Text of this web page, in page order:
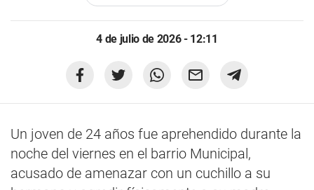
4 de julio de 2026 - 12:11
Un joven de 24 años fue aprehendido durante la
noche del viernes en el barrio Municipal,
acusado de amenazar con un cuchillo a su